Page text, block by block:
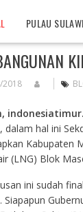
PULAU
2018
dalam hal ini
Kabupaten
(LNG) Blok
ini sudah
Siapapun